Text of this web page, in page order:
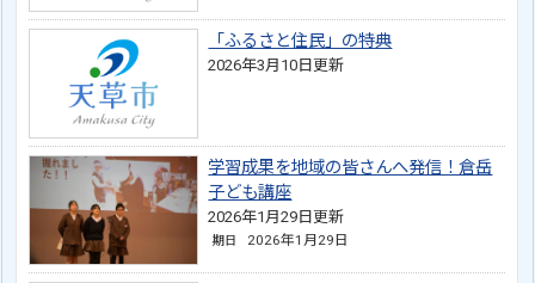
「ふるさと住民」の特典
2026年3月10日更新
学習成果を地域の皆さんへ発信！倉岳
子ども講座
2026年1月29日更新
期日 2026年1月29日